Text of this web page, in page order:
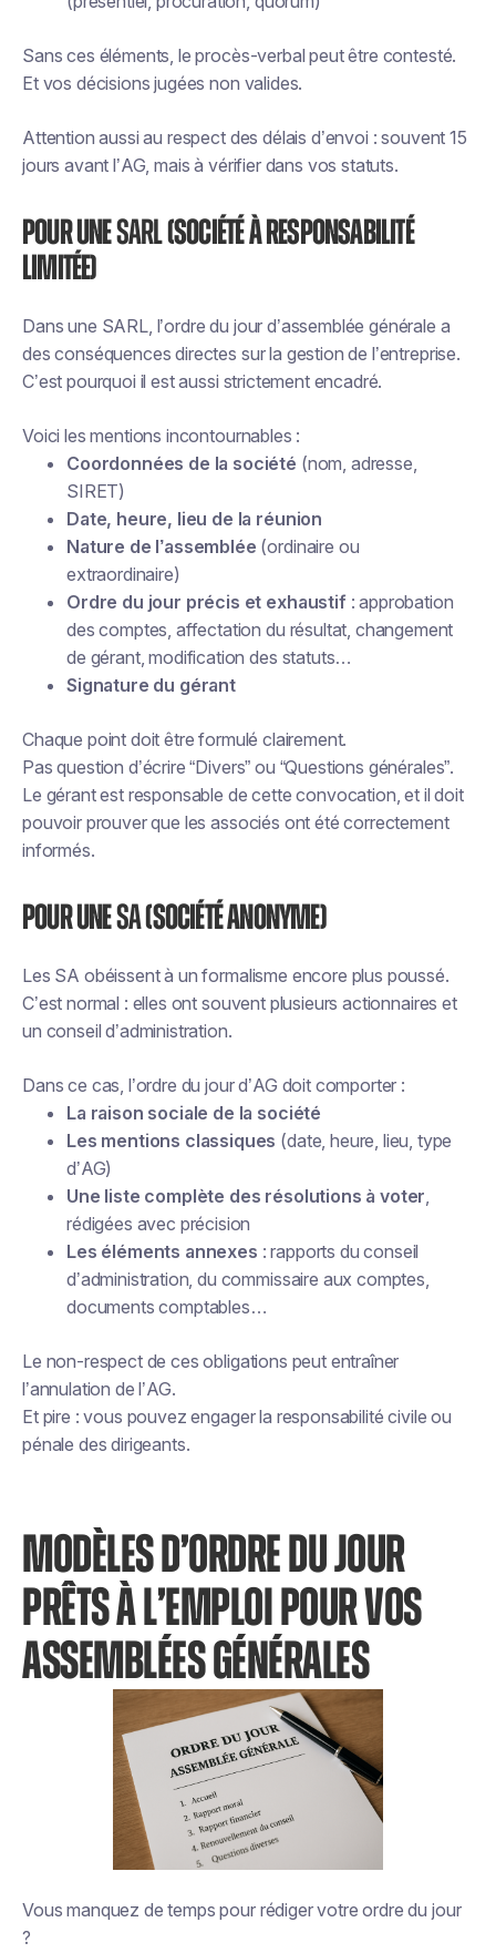
Sans ces éléments, le procès-verbal peut être contesté.
Et vos décisions jugées non valides.
Attention aussi au respect des délais d’envoi : souvent 15
jours avant l’AG, mais à vérifier dans vos statuts.
Pour uneSARL(Société à Responsabilité
Limitée)
Dans une SARL, l’ordre du jour d’assemblée générale a
des conséquences directes sur la gestion de l’entreprise.
C’est pourquoi il est aussi strictement encadré.
Voici les mentions incontournables :
Coordonnées de la société (nom, adresse,
SIRET)
Date, heure, lieu de la réunion
Nature de l’assemblée (ordinaire ou
extraordinaire)
Ordre du jour précis et exhaustif : approbation
des comptes, affectation du résultat, changement
de gérant, modification des statuts…
Signature du gérant
Chaque point doit être formulé clairement.
Pas question d’écrire “Divers” ou “Questions générales”.
Le gérant est responsable de cette convocation, et il doit
pouvoir prouver que les associés ont été correctement
informés.
Pour uneSA(Société Anonyme)
Les SA obéissent à un formalisme encore plus poussé.
C’est normal : elles ont souvent plusieurs actionnaires et
un conseil d’administration.
Dans ce cas, l’ordre du jour d’AG doit comporter :
La raison sociale de la société
Les mentions classiques (date, heure, lieu, type
d’AG)
Une liste complète des résolutions à voter,
rédigées avec précision
Les éléments annexes : rapports du conseil
d’administration, du commissaire aux comptes,
documents comptables…
Le non-respect de ces obligations peut entraîner
l’annulation de l’AG.
Et pire : vous pouvez engager la responsabilité civile ou
pénale des dirigeants.
MODÈLES D’ORDRE DU JOUR
PRÊTS À L’EMPLOI POUR VOS
ASSEMBLÉES GÉNÉRALES
Vous manquez de temps pour rédiger votre ordre du jour
?